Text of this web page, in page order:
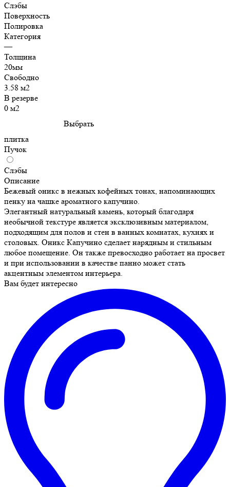
Слэбы
Поверхность
Полировка
Категория
—
Толщина
20мм
Свободно
3.58 м2
В резерве
0 м2
Выбрать
плитка
Пучок
Слэбы
Описание
Бежевый оникс в нежных кофейных тонах, напоминающих
пенку на чашке ароматного капучино.
Элегантный натуральный камень, который благодаря
необычной текстуре является эксклюзивным материалом,
подходящим для полов и стен в ванных комнатах, кухнях и
столовых. Оникс Капучино сделает нарядным и стильным
любое помещение. Он также превосходно работает на просвет
и при использовании в качестве панно может стать
акцентным элементом интерьера.
Вам будет интересно